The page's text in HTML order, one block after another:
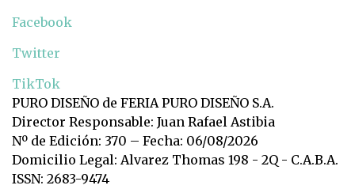
Facebook
Twitter
TikTok
PURO DISEÑO de FERIA PURO DISEÑO S.A.
Director Responsable: Juan Rafael Astibia
Nº de Edición: 370 – Fecha: 06/08/2026
Domicilio Legal: Alvarez Thomas 198 - 2Q - C.A.B.A.
ISSN: 2683-9474